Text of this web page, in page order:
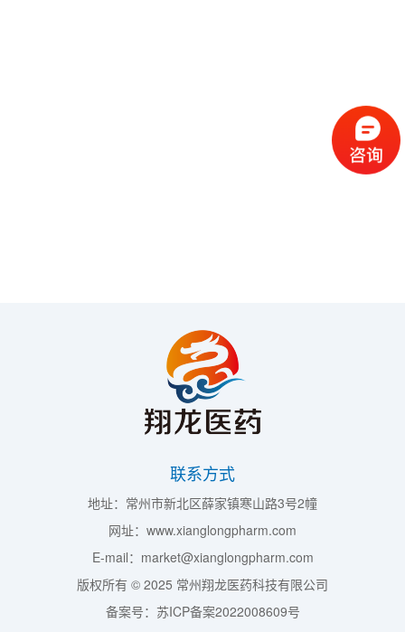
联系方式
地址：常州市新北区薛家镇寒山路3号2幢
网址：www.xianglongpharm.com
E-mail：market@xianglongpharm.com
版权所有 © 2025 常州翔龙医药科技有限公司
备案号：苏ICP备案2022008609号